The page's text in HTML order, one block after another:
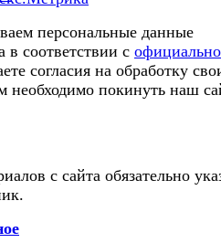
персональные данные
в соответствии с
согласия на обработку
необходимо покинуть наш
с сайта обязательно